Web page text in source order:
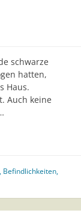
schwarze
hatten,
Haus.
Auch keine
, Befindlichkeiten,